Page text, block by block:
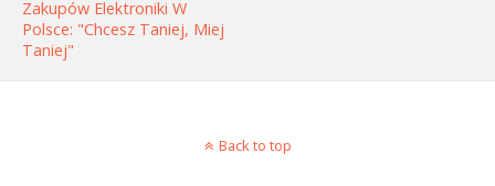
Zakupów Elektroniki W
Polsce: "Chcesz Taniej, Miej
Taniej"
Back to top